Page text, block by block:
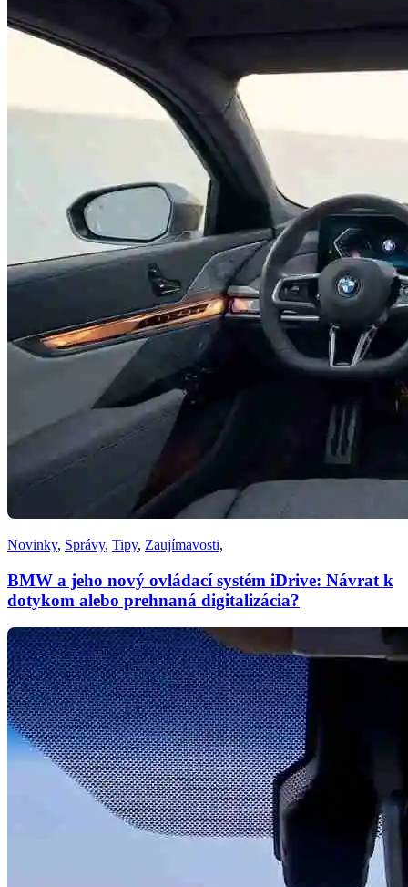
Novinky, Správy, Tipy, Zaujímavosti,
BMW a jeho nový ovládací systém iDrive: Návrat k
dotykom alebo prehnaná digitalizácia?